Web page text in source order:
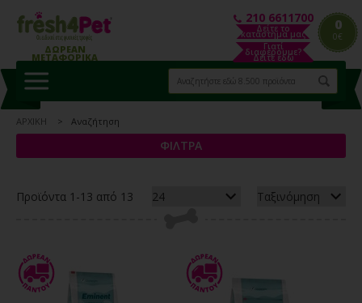
0
0€
ΔΩΡΕΑΝ
ΜΕΤΑΦΟΡΙΚΑ
Δείτε το
κατάστημα μας
Γιατί
διαφέρουμε?
Δείτε εδώ
210 6611700
ΑΡΧΙΚΗ Αναζήτηση
ΦΙΛΤΡΑ
Προϊόντα 1-13 από 13